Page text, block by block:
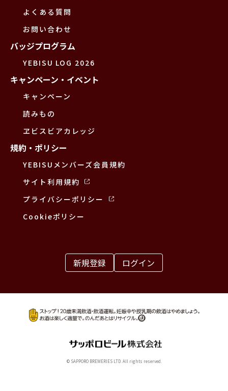
よくある質問
お問い合わせ
バッジプログラム
YEBISU LOG 2026
キャンペーン・イベント
キャンペーン
読みもの
ヱビスビアカレッジ
規約・ポリシー
YEBISUメンバーズ会員規約
サイト利用規約
プライバシーポリシー
Cookieポリシー
新規登録 ログイン
© SAPPORO BREWERIES LTD. All rights reserved.